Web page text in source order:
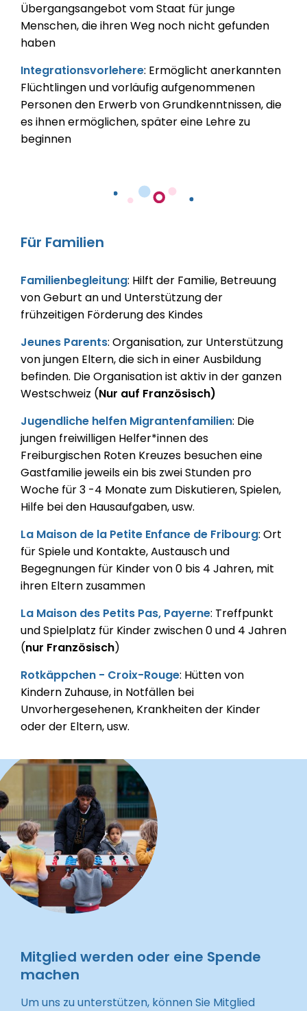
Übergangsangebot vom Staat für junge
Menschen, die ihren Weg noch nicht gefunden
haben
Integrationsvorlehere: Ermöglicht anerkannten
Flüchtlingen und vorläufig aufgenommenen
Personen den Erwerb von Grundkenntnissen, die
es ihnen ermöglichen, später eine Lehre zu
beginnen
Für Familien
Familienbegleitung: Hilft der Familie, Betreuung
von Geburt an und Unterstützung der
frühzeitigen Förderung des Kindes
Jeunes Parents: Organisation, zur Unterstützung
von jungen Eltern, die sich in einer Ausbildung
befinden. Die Organisation ist aktiv in der ganzen
Westschweiz (Nur auf Französisch)
Jugendliche helfen Migrantenfamilien: Die
jungen freiwilligen Helfer*innen des
Freiburgischen Roten Kreuzes besuchen eine
Gastfamilie jeweils ein bis zwei Stunden pro
Woche für 3 -4 Monate zum Diskutieren, Spielen,
Hilfe bei den Hausaufgaben, usw.
La Maison de la Petite Enfance de Fribourg: Ort
für Spiele und Kontakte, Austausch und
Begegnungen für Kinder von 0 bis 4 Jahren, mit
ihren Eltern zusammen
La Maison des Petits Pas, Payerne: Treffpunkt
und Spielplatz für Kinder zwischen 0 und 4 Jahren
(nur Französisch)
Rotkäppchen - Croix-Rouge: Hütten von
Kindern Zuhause, in Notfällen bei
Unvorhergesehenen, Krankheiten der Kinder
oder der Eltern, usw.
Mitglied werden oder eine Spende
machen
Um uns zu unterstützen, können Sie Mitglied